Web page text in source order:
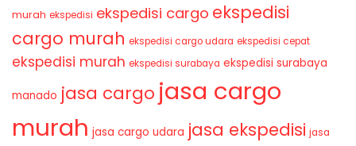
murah ekspedisi ekspedisi cargo ekspedisi
cargo murah ekspedisi cargo udara ekspedisi cepat
ekspedisi murah ekspedisi surabaya ekspedisi surabaya
manado jasa cargo jasa cargo
murah jasa cargo udara jasa ekspedisi jasa